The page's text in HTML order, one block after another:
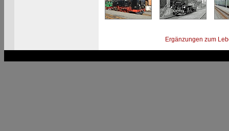
Ergänzungen zum